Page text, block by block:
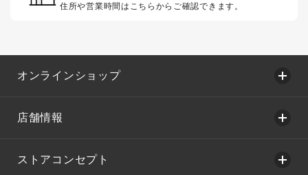
住所や営業時間はこちらからご確認できます。
オンラインショップ
店舗情報
ストアコンセプト